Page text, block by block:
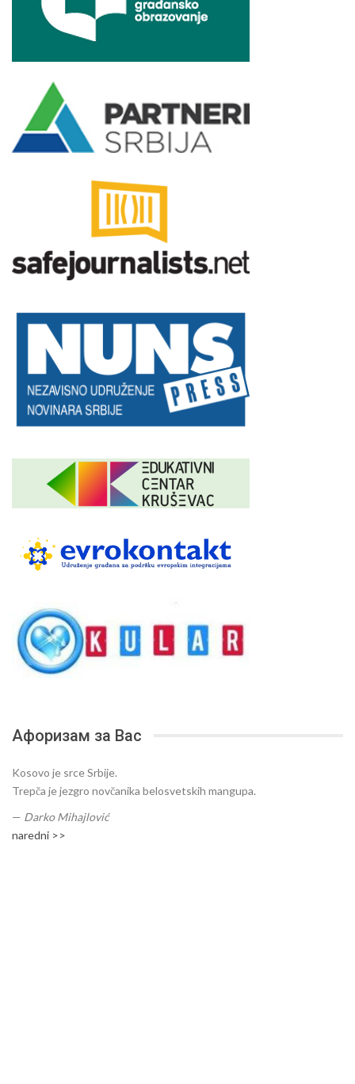
Афоризам за Вас
Kosovo je srce Srbije.
Trepča je jezgro novčanika belosvetskih mangupa.
— Darko Mihajlović
naredni >>